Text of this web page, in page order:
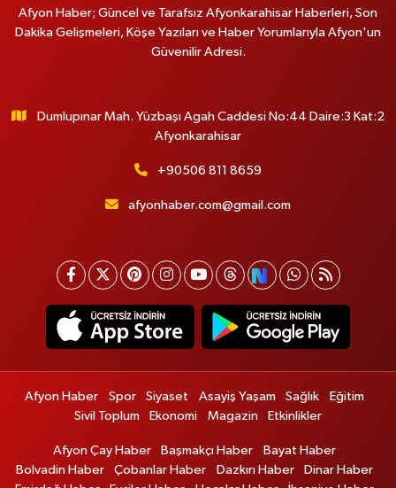
Afyon Haber; Güncel ve Tarafsız Afyonkarahisar Haberleri, Son
Dakika Gelişmeleri, Köşe Yazıları ve Haber Yorumlarıyla Afyon'un
Güvenilir Adresi.
Dumlupınar Mah. Yüzbaşı Agah Caddesi No:44 Daire:3 Kat:2
Afyonkarahisar
+90506 811 8659
afyonhaber.com@gmail.com
Afyon Haber Spor Siyaset Asayiş Yaşam Sağlık
Eğitim
Sivil Toplum
Ekonomi Magazin Etkinlikler
Afyon Çay Haber Başmakçı Haber
Bayat Haber
Bolvadin Haber
Çobanlar Haber Dazkırı Haber
Dinar Haber